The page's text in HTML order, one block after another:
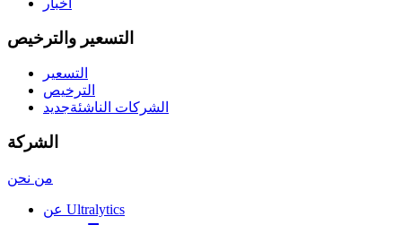
التسعير والترخيص
التسعير
الترخيص
الشركات الناشئةجديد
الشركة
من نحن
عن Ultralytics